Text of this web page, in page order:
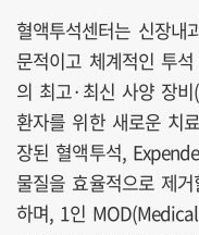
혈액투석센터는 신장내
문적이고 체계적인 투
의 최고·최신 사양 장
환자를 위한 새로운 치
장된 혈액투석,
물질을 효율적으로 제
하며, 1인